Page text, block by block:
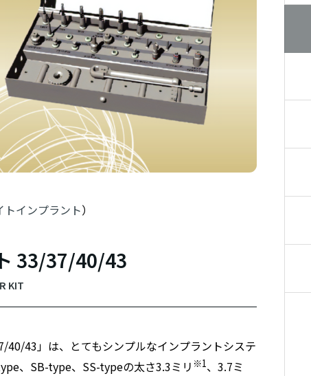
トインプラント）
33/37/40/43
40/43」は、とてもシンプルなインプラントシステ
、SB-type、SS-typeの太さ3.3ミリ ※1、3.7ミ